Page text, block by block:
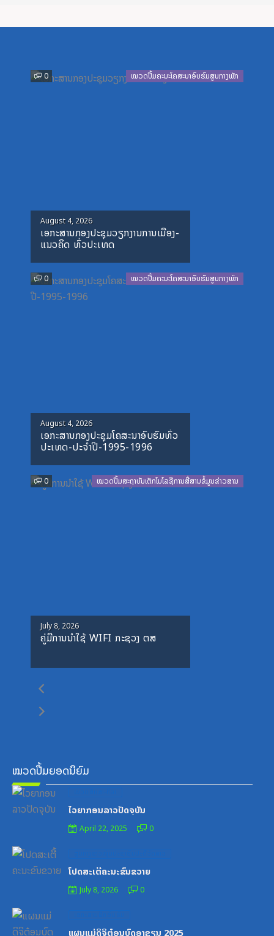
0 ໝວດປື້ມຄະນະໂຄສະນາອົບຮົມສູນກາງພັກ
Posted
on
August 4, 2026
ເອກະສານກອງປະຊຸມວຽກງານການເມືອງ-
ແນວຄິດ ທົ່ວປະເທດ
0 ໝວດປື້ມຄະນະໂຄສະນາອົບຮົມສູນກາງພັກ
Posted
on
August 4, 2026
ເອກະສານກອງປະຊຸມໂຄສະນາອົບຮົມທົ່ວ
ປະເທດ-ປະຈໍາປີ-1995-1996
0 ໝວດປື້ມສະຖາບັນເຕັກໂນໂລຊີການສື່ສານຂໍ້ມູນຂ່າວສານ
Posted
on
July 8, 2026
ຄູ່ມືການນຳໃຊ້ WIFI ກະຊວງ ຕສ
Previous
Next
ໝວດປື້ມຍອດນິຍົມ
ໄວຍາກອນລາວປັດຈຸບັນ
April 22, 2025 0
ໂປດສະເຕີ້ຄະນະຂົນຂວາຍ
July 8, 2026 0
ແຜນແມ່ດິຈິຕ໋ອນບົດອາຊຽນ 2025